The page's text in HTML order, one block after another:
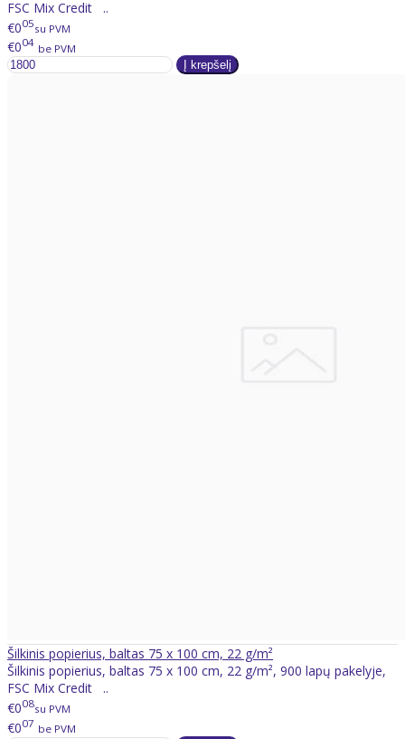
FSC Mix Credit ..
€005su PVM
€004 be PVM
Šilkinis popierius, baltas 75 x 100 cm, 22 g/m²
Šilkinis popierius, baltas 75 x 100 cm, 22 g/m², 900 lapų pakelyje,
FSC Mix Credit ..
€008su PVM
€007 be PVM